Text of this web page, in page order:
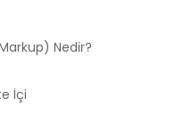
Nedir?
İçi